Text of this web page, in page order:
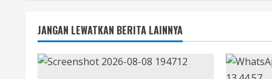
JANGAN LEWATKAN BERITA LAINNYA